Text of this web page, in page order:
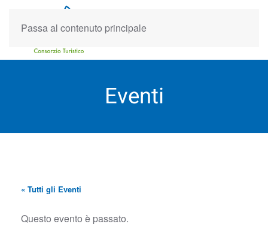
Passa al contenuto principale
Eventi
« Tutti gli Eventi
Questo evento è passato.